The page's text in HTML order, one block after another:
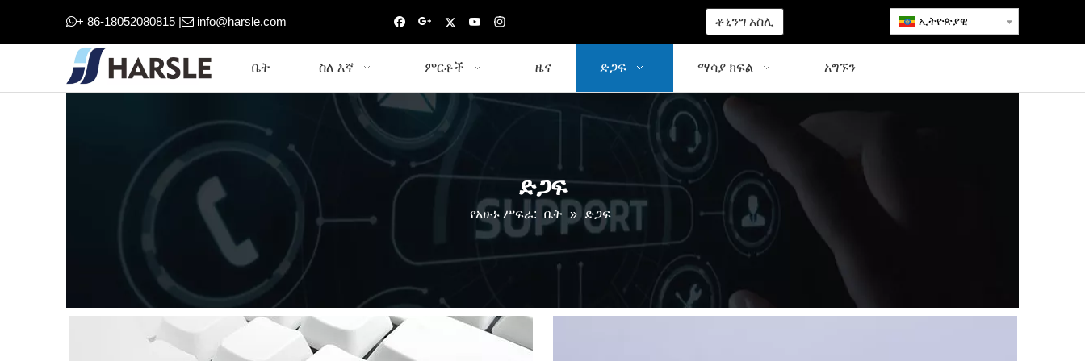
+ 86-18052080815 | info@harsle.com ቶኒንግ አስሊ ኢትዮጵያዊ
ቤት ስለ እኛ ምርቶች ዜና ድጋፍ ማሳያ ክፍል አግኙን
ድጋፍ
የአሁኑ ሥፍራ: ቤት » ድጋፍ